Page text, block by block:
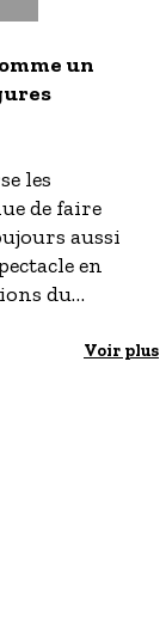
un
les
de faire
aussi
en
du
Voir plus